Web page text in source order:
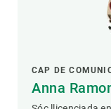
CAP DE
Anna